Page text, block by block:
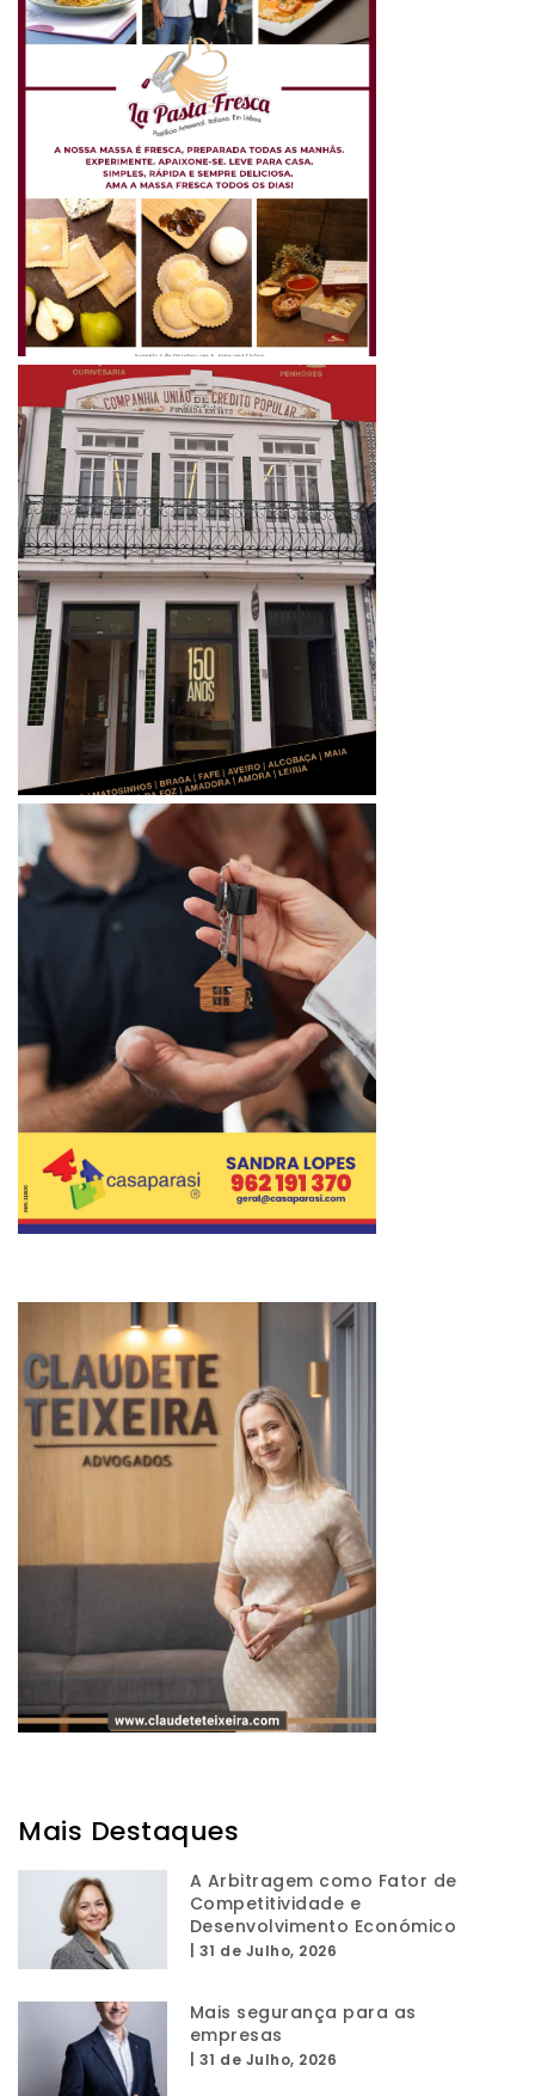
Mais Destaques
A Arbitragem como Fator de
Competitividade e
Desenvolvimento Económico
31 de Julho, 2026
Mais segurança para as
empresas
31 de Julho, 2026